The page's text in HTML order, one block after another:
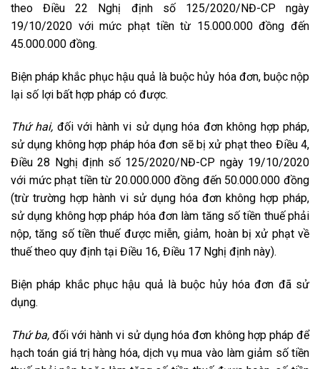
theo Điều 22 Nghị định số 125/2020/NĐ-CP ngày
19/10/2020 với mức phạt tiền từ 15.000.000 đồng đến
45.000.000 đồng.
Biện pháp khắc phục hậu quả là buộc hủy hóa đơn, buộc nộp
lại số lợi bất hợp pháp có được.
Thứ hai, đối với hành vi sử dụng hóa đơn không hợp pháp,
sử dụng không hợp pháp hóa đơn sẽ bị xử phạt theo Điều 4,
Điều 28 Nghị định số 125/2020/NĐ-CP ngày 19/10/2020
với mức phạt tiền từ 20.000.000 đồng đến 50.000.000 đồng
(trừ trường hợp hành vi sử dụng hóa đơn không hợp pháp,
sử dụng không hợp pháp hóa đơn làm tăng số tiền thuế phải
nộp, tăng số tiền thuế được miễn, giảm, hoàn bị xử phạt về
thuế theo quy định tại Điều 16, Điều 17 Nghị định này).
Biện pháp khắc phục hậu quả là buộc hủy hóa đơn đã sử
dụng.
Thứ ba,đối với hành vi sử dụng hóa đơn không hợp pháp để
hạch toán giá trị hàng hóa, dịch vụ mua vào làm giảm số tiền